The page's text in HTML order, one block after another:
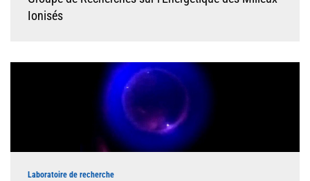
Ionisés
Laboratoire de recherche